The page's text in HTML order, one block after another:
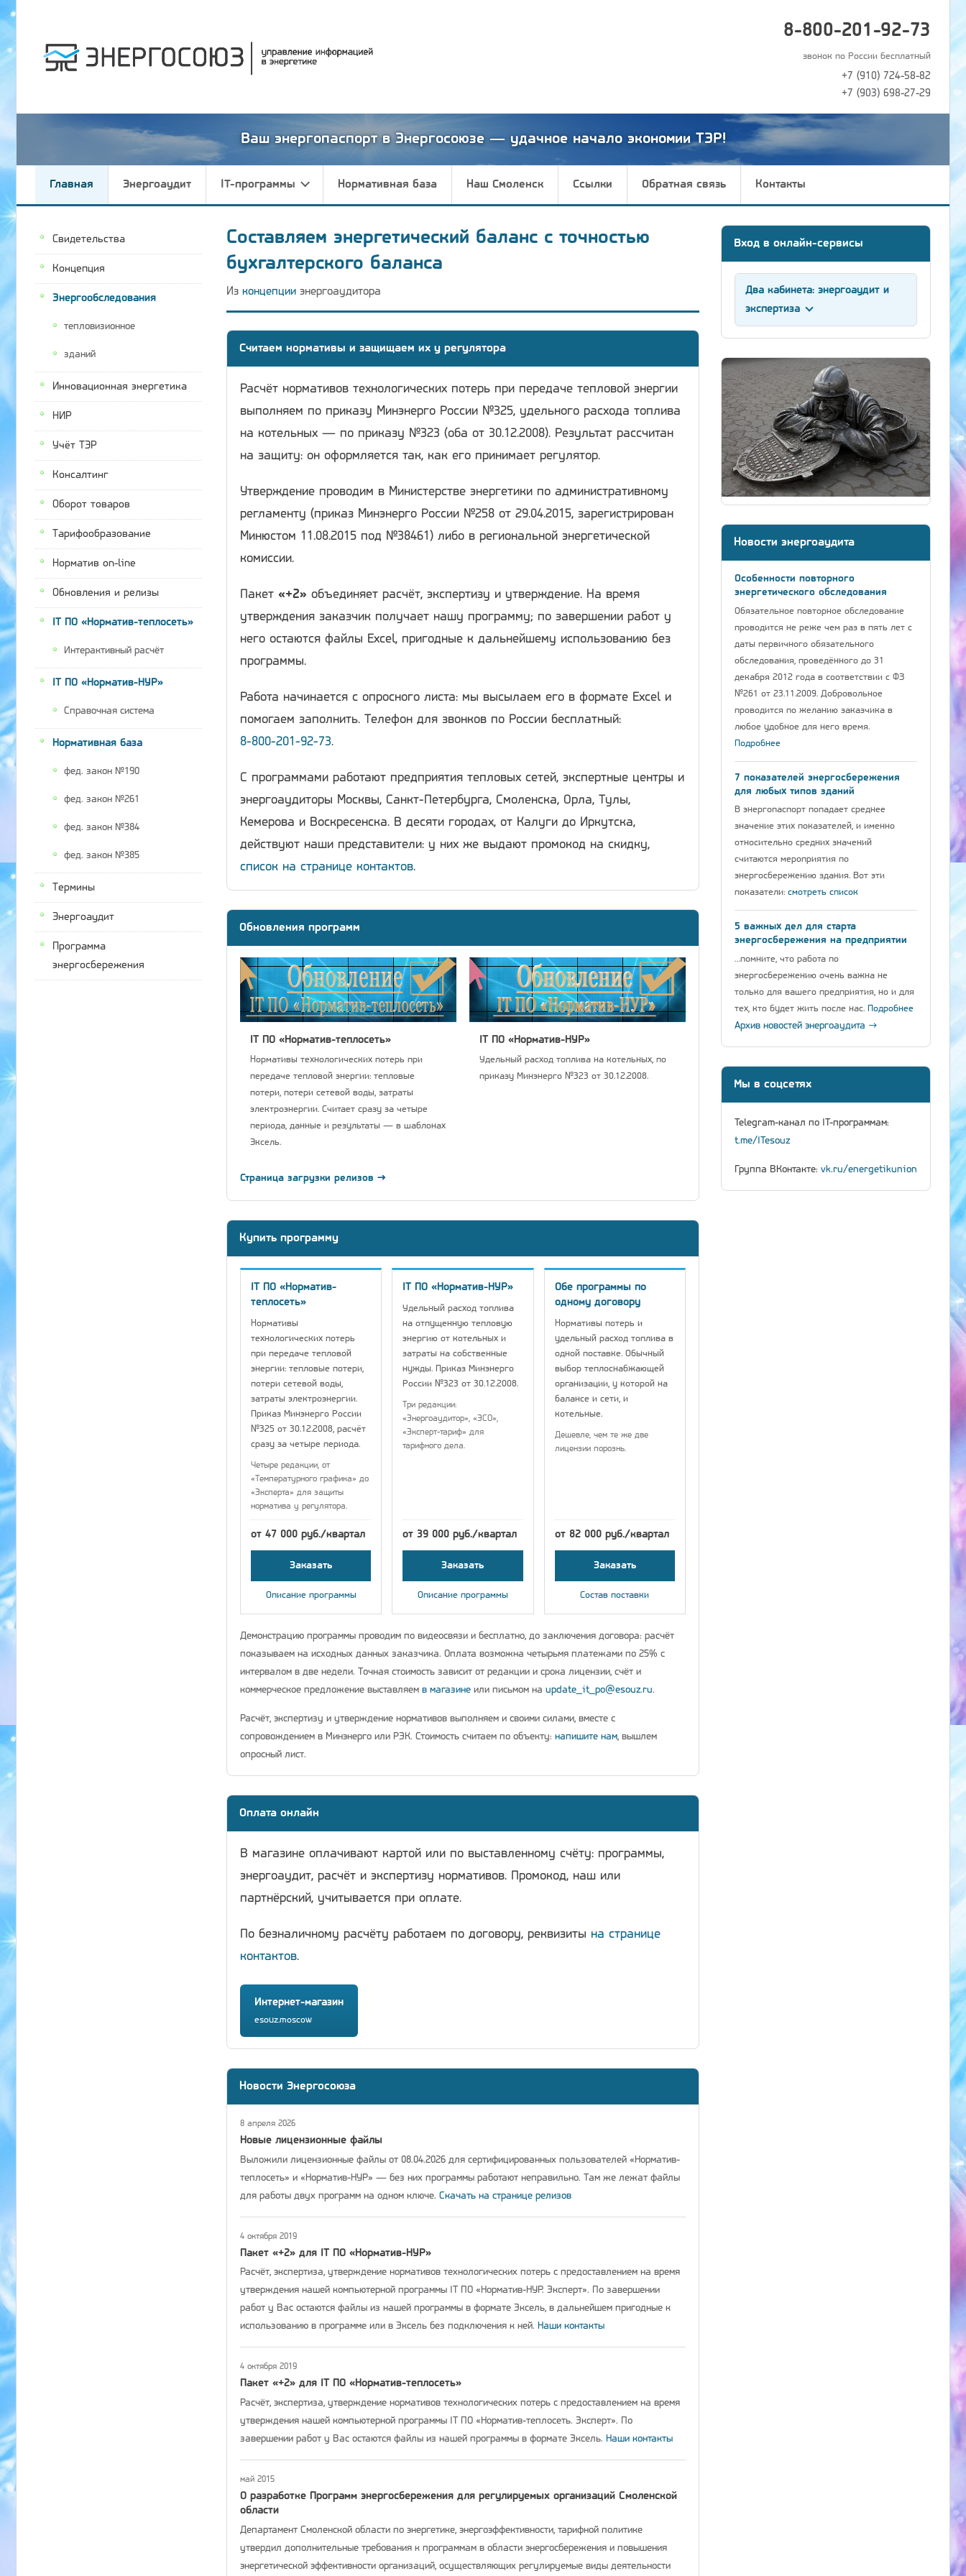
8-800-201-92-73
звонок по России бесплатный
+7 (910) 724-58-82
+7 (903) 698-27-29
Ваш энергопаспорт в Энергосоюзе — удачное начало экономии ТЭР!
Главная Энергоаудит IT-программы Нормативная база Наш Смоленск Ссылки Обратная связь Контакты
Свидетельства
Концепция
Энергообследования
тепловизионное
зданий
Инновационная энергетика
НИР
Учёт ТЭР
Консалтинг
Оборот товаров
Тарифообразование
Норматив on-line
Обновления и релизы
IT ПО «Норматив-теплосеть»
Интерактивный расчёт
IT ПО «Норматив-НУР»
Справочная система
Нормативная база
фед. закон №190
фед. закон №261
фед. закон №384
фед. закон №385
Термины
Энергоаудит
Программа
энергосбережения
Составляем энергетический баланс с точностью
бухгалтерского баланса
Из концепции энергоаудитора
Считаем нормативы и защищаем их у регулятора
Расчёт нормативов технологических потерь при передаче тепловой энергии
выполняем по приказу Минэнерго России №325, удельного расхода топлива
на котельных — по приказу №323 (оба от 30.12.2008). Результат рассчитан
на защиту: он оформляется так, как его принимает регулятор.
Утверждение проводим в Министерстве энергетики по административному
регламенту (приказ Минэнерго России №258 от 29.04.2015, зарегистрирован
Минюстом 11.08.2015 под №38461) либо в региональной энергетической
комиссии.
Пакет «+2» объединяет расчёт, экспертизу и утверждение. На время
утверждения заказчик получает нашу программу; по завершении работ у
него остаются файлы Excel, пригодные к дальнейшему использованию без
программы.
Работа начинается с опросного листа: мы высылаем его в формате Excel и
помогаем заполнить. Телефон для звонков по России бесплатный:
8-800-201-92-73.
С программами работают предприятия тепловых сетей, экспертные центры и
энергоаудиторы Москвы, Санкт-Петербурга, Смоленска, Орла, Тулы,
Кемерова и Воскресенска. В десяти городах, от Калуги до Иркутска,
действуют наши представители: у них же выдают промокод на скидку,
список на странице контактов.
Обновления программ
IT ПО «Норматив-теплосеть»
Нормативы технологических потерь при
передаче тепловой энергии: тепловые
потери, потери сетевой воды, затраты
электроэнергии. Считает сразу за четыре
периода, данные и результаты — в шаблонах
Эксель.
IT ПО «Норматив-НУР»
Удельный расход топлива на котельных, по
приказу Минэнерго №323 от 30.12.2008.
Страница загрузки релизов →
Купить программу
IT ПО «Норматив-
теплосеть»
Нормативы
технологических потерь
при передаче тепловой
энергии: тепловые потери,
потери сетевой воды,
затраты электроэнергии.
Приказ Минэнерго России
№325 от 30.12.2008, расчёт
сразу за четыре периода.
Четыре редакции, от
«Температурного графика» до
«Эксперта» для защиты
норматива у регулятора.
от 47 000 руб./квартал
Заказать
Описание программы
IT ПО «Норматив-НУР»
Удельный расход топлива
на отпущенную тепловую
энергию от котельных и
затраты на собственные
нужды. Приказ Минэнерго
России №323 от 30.12.2008.
Три редакции:
«Энергоаудитор», «ЭСО»,
«Эксперт-тариф» для
тарифного дела.
от 39 000 руб./квартал
Заказать
Описание программы
Обе программы по
одному договору
Нормативы потерь и
удельный расход топлива в
одной поставке. Обычный
выбор теплоснабжающей
организации, у которой на
балансе и сети, и
котельные.
Дешевле, чем те же две
лицензии порознь.
от 82 000 руб./квартал
Заказать
Состав поставки
Демонстрацию программы проводим по видеосвязи и бесплатно, до заключения договора: расчёт
показываем на исходных данных заказчика. Оплата возможна четырьмя платежами по 25% с
интервалом в две недели. Точная стоимость зависит от редакции и срока лицензии, счёт и
коммерческое предложение выставляем в магазине или письмом на update_it_po@esouz.ru.
Расчёт, экспертизу и утверждение нормативов выполняем и своими силами, вместе с
сопровождением в Минэнерго или РЭК. Стоимость считаем по объекту: напишите нам, вышлем
опросный лист.
Оплата онлайн
В магазине оплачивают картой или по выставленному счёту: программы,
энергоаудит, расчёт и экспертизу нормативов. Промокод, наш или
партнёрский, учитывается при оплате.
По безналичному расчёту работаем по договору, реквизиты на странице
контактов.
Интернет-магазин
esouz.moscow
Новости Энергосоюза
8 апреля 2026
Новые лицензионные файлы
Выложили лицензионные файлы от 08.04.2026 для сертифицированных пользователей «Норматив-
теплосеть» и «Норматив-НУР» — без них программы работают неправильно. Там же лежат файлы
для работы двух программ на одном ключе. Скачать на странице релизов
4 октября 2019
Пакет «+2» для IT ПО «Норматив-НУР»
Расчёт, экспертиза, утверждение нормативов технологических потерь с предоставлением на время
утверждения нашей компьютерной программы IT ПО «Норматив-НУР. Эксперт». По завершении
работ у Вас остаются файлы из нашей программы в формате Эксель, в дальнейшем пригодные к
использованию в программе или в Эксель без подключения к ней. Наши контакты
4 октября 2019
Пакет «+2» для IT ПО «Норматив-теплосеть»
Расчёт, экспертиза, утверждение нормативов технологических потерь с предоставлением на время
утверждения нашей компьютерной программы IT ПО «Норматив-теплосеть. Эксперт». По
завершении работ у Вас остаются файлы из нашей программы в формате Эксель. Наши контакты
май 2015
О разработке Программ энергосбережения для регулируемых организаций Смоленской
области
Департамент Смоленской области по энергетике, энергоэффективности, тарифной политике
утвердил дополнительные требования к программам в области энергосбережения и повышения
энергетической эффективности организаций, осуществляющих регулируемые виды деятельности
Вход в онлайн-сервисы
Два кабинета: энергоаудит и
экспертиза
Новости энергоаудита
Особенности повторного
энергетического обследования
Обязательное повторное обследование
проводится не реже чем раз в пять лет с
даты первичного обязательного
обследования, проведённого до 31
декабря 2012 года в соответствии с ФЗ
№261 от 23.11.2009. Добровольное
проводится по желанию заказчика в
любое удобное для него время.
Подробнее
7 показателей энергосбережения
для любых типов зданий
В энергопаспорт попадает среднее
значение этих показателей, и именно
относительно средних значений
считаются мероприятия по
энергосбережению здания. Вот эти
показатели: смотреть список
5 важных дел для старта
энергосбережения на предприятии
…помните, что работа по
энергосбережению очень важна не
только для вашего предприятия, но и для
тех, кто будет жить после нас. Подробнее
Архив новостей энергоаудита →
Мы в соцсетях
Telegram-канал по IT-программам:
t.me/ITesouz
Группа ВКонтакте: vk.ru/energetikunion